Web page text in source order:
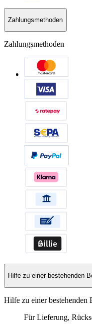
Zahlungsmethoden
Zahlungsmethoden
Hilfe zu einer bestehenden
Hilfe zu einer bestehenden
Für Lieferung,